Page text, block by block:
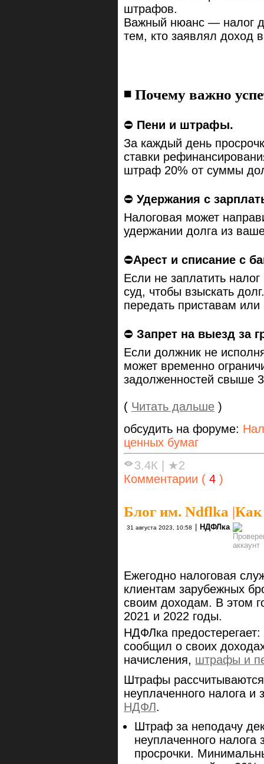
штрафов.
Важный нюанс — налог
тем, кто заявлял доход
◾️ Почему важно
⛔️ Пени и штрафы.
За каждый день
ставки
штраф 20% от суммы
⛔️ Удержания с
Налоговая может
удержании долга из
⛔️Арест и списание с
Если не заплатить
суд, чтобы взыскать
передать приставам или
⛔️ Запрет на выезд за
Если должник не
может временно
задолженностей свыше
( Читать дальше )
обсудить на форуме:
ценных бумаг
3.4К
★2
Комментарии ( 4 )
Блог им. Ndflka |Как
31 августа 2023, 10:58 НДФЛка
Ежегодно налоговая
клиентам зарубежных
своим доходам. В этом
2021 и 2022 годы.
НДФЛка
сообщил о своих
начисления, штрафы и
Штрафы
неуплаченного налога и
НДФЛ.
Штраф за неподачу
неуплаченного
просрочки.